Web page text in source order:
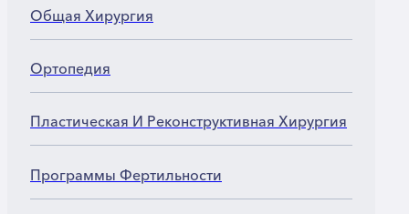
Общая Хирургия
Ортопедия
Пластическая И Реконструктивная Хирургия
Программы Фертильности